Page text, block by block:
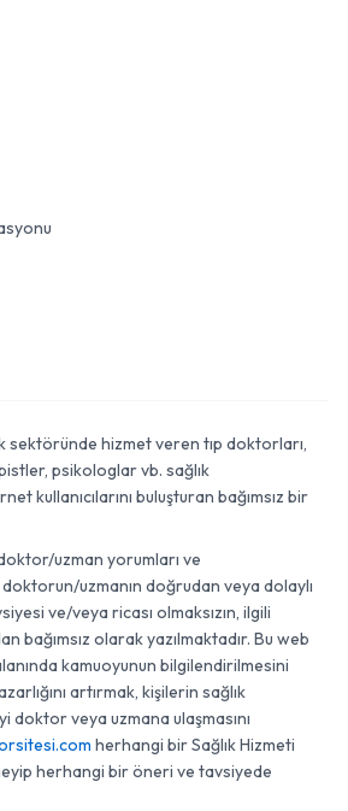
sektöründe hizmet veren tıp doktorları,
psikologlar vb. sağlık
kullanıcılarını buluşturan bağımsız bir
uzman yorumları ve
uzmanın doğrudan veya dolaylı
ve/veya ricası olmaksızın, ilgili
bağımsız olarak yazılmaktadır. Bu web
kamuoyunun bilgilendirilmesini
artırmak, kişilerin sağlık
doktor veya uzmana ulaşmasını
herhangi bir Sağlık Hizmeti
herhangi bir öneri ve tavsiyede